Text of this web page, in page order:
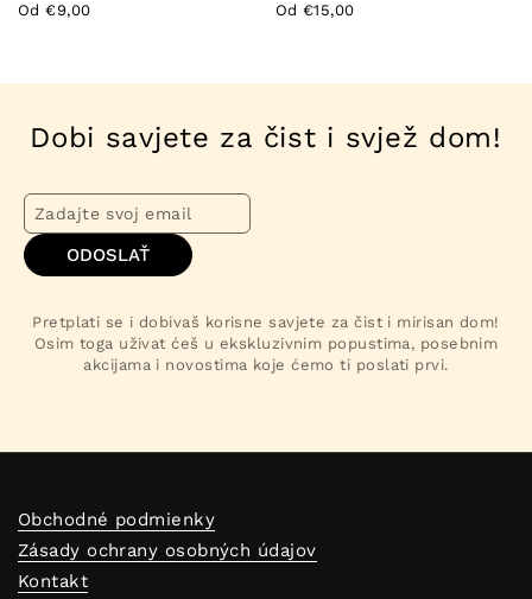
Od €9,00
Od €15,00
Dobi savjete za čist i svjež dom!
ODOSLAŤ
Pretplati se i dobivaš korisne savjete za čist i mirisan dom!
Osim toga uživat ćeš u ekskluzivnim popustima, posebnim
akcijama i novostima koje ćemo ti poslati prvi.
Obchodné podmienky
Zásady ochrany osobných údajov
Kontakt